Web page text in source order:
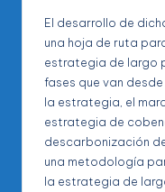
El desarrollo de
una hoja de ruta
estrategia de largo
fases que van
la estrategia, el
estrategia de
descarbonización
una metodología
la estrategia de